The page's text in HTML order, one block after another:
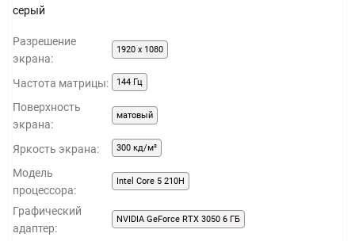
серый
Разрешение
экрана:
1920 x 1080
Частота матрицы: 144 Гц
Поверхность
экрана:
матовый
Яркость экрана: 300 кд/м²
Модель
процессора:
Intel Core 5 210H
Графический
адаптер:
NVIDIA GeForce RTX 3050 6 ГБ